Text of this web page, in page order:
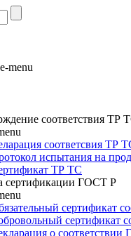
соответствия ТР
соответсвия ТР
испытания на
ТР ТС
сертификации ГОСТ Р
сертификат
сертификат
о